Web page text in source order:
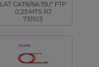
LAT CAT6/6A 15U" FTP
0,25 MTS RJ
731103